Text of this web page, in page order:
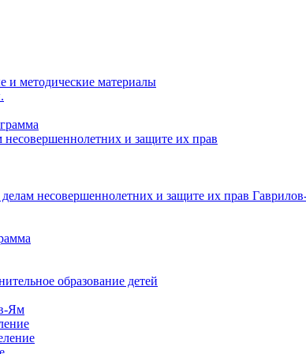
методические материалы
несовершеннолетних и защите их прав
несовершеннолетних и защите их прав
образование детей
Ям